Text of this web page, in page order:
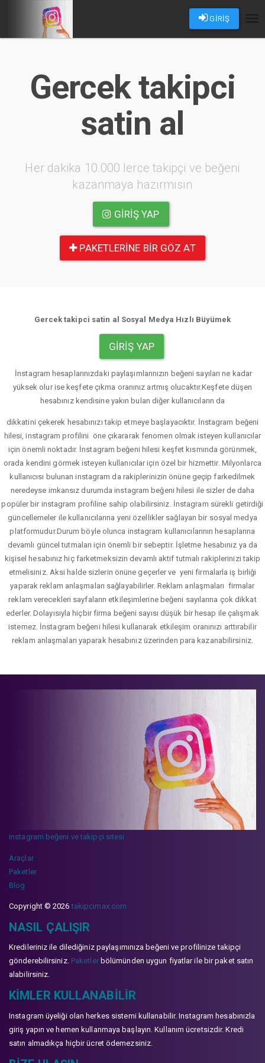
GİRİŞ
Gercek takipci
satin al
Her dakika 10.000 lerce takipçi ve beğeni
kazanmaya hazırmısın
GIRIŞ YAP
PAKETLERINE BIR GÖZ AT
Gercek takipci satin al Sosyal Medya Hızlı Büyümek
GIRIŞ YAP
İnstagram hesaplarınızdaki paylaşımlarınızın beğeni sayıları ne kadar
yüksek olur ise keşfete çıkma oranınız artmış olucaktır.Keşfete düşen
hesabınız kendisine yakın bulan diğer kullanıcıların da
dikkatini çekerek hesabınızı takip etmeye başlayacıktır. İnstagram beğeni
hilesi, instagram profilini öne çıkararak fenomen olmak isteyen kullanıcılar
için önemli noktadır. İnstagram beğeni hilesi keşfet kısmında görünmek,
orada kendini görmek isteyen kullanıcılar için özel bir hizmettir. Milyonlarca
kullanıcısı bulunan instagram da rakiplerinizin önüne geçip farkedilmek
neredeyse imkansız durumda instagram beğeni hilesi ile sizler de daha
popüler bir instagram profiline sahip olabilirsiniz. İnstagram sürekli getirdiği
güncellemeler ile kullanıcılarına yeni özellikler sağlayan bir sosyal medya
platformudur.Durum böyle olunca instagram kullanıcılarının hesaplarına
devamlı güncel tutmaları için önemli bir sebeptir. İşletme hesabınız ya da
kişisel hesabınız hiç farketmeksizin devamlı aktif tutmalı rakiplerinizi takip
etmelisiniz. Aksi halde sizlerin önüne geçerler ve yeni firmalarla iş birliği
yaparak reklam anlaşmaları sağlayabilirler. Reklam anlaşmaları firmalar
reklam verecekleri sayfaların etkileşimlerine beğeni sayılarına çok dikkat
ederler. Dolayısıyla hiçbir firma beğeni sayısı düşük bir hesap ile çalışmak
istemez. İnstagram beğeni hilesi kullanarak etkileşim oranınızı arttırabilir
reklam anlaşmaları yaparak hesabınız üzerinden para kazanabilirsiniz.
instagram beğeni ve takipçi sitesi
Araçlar
Paketler
Blog
Copyright © 2026takipcimax.com
NASIL ÇALIŞIR
Kredileriniz ile dilediğiniz paylaşımınıza beğeni ve profilinize takipçi
gönderebilirsiniz. Paketlerbölümünden uygun fiyatlar ile bir paket satın
alabilirsiniz.
KIMLER KULLANABILIR
Instagram üyeliği olan herkes sistemi kullanabilir. Instagram hesabınızla
giriş yapın ve hemen kullanmaya başlayın. Kullanım ücretsizdir. Kredi
satın almadıkça hiçbir ücret ödemezsiniz.